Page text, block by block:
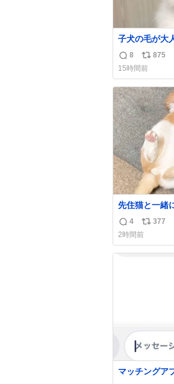
子犬の毛が大
け、着ぐるみ
ります
返
信
数
8
リ
ポ
ス
ト
数
875
15時間前
先住猫と一緒
返
信
数
4
リ
ポ
ス
377
2時間前
マッチングア